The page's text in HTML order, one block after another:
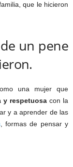
que le hicieron
un pene
una mujer que
y respetuosa con la
y a aprender de las
, formas de pensar y